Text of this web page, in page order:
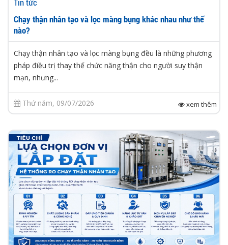
Chạy thận nhân tạo và lọc màng bụng khác nhau như thế
nào?
Chạy thận nhân tạo và lọc màng bụng đều là những phương
pháp điều trị thay thế chức năng thận cho người suy thận
mạn, nhưng...
Thứ năm, 09/07/2026 xem thêm